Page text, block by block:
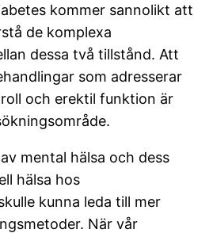
kommer sannolikt att
de komplexa
dessa två tillstånd. Att
som adresserar
och erektil funktion är
mental hälsa och dess
hälsa hos
kunna leda till mer
När vår